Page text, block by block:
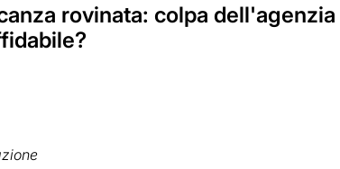
rovinata: colpa